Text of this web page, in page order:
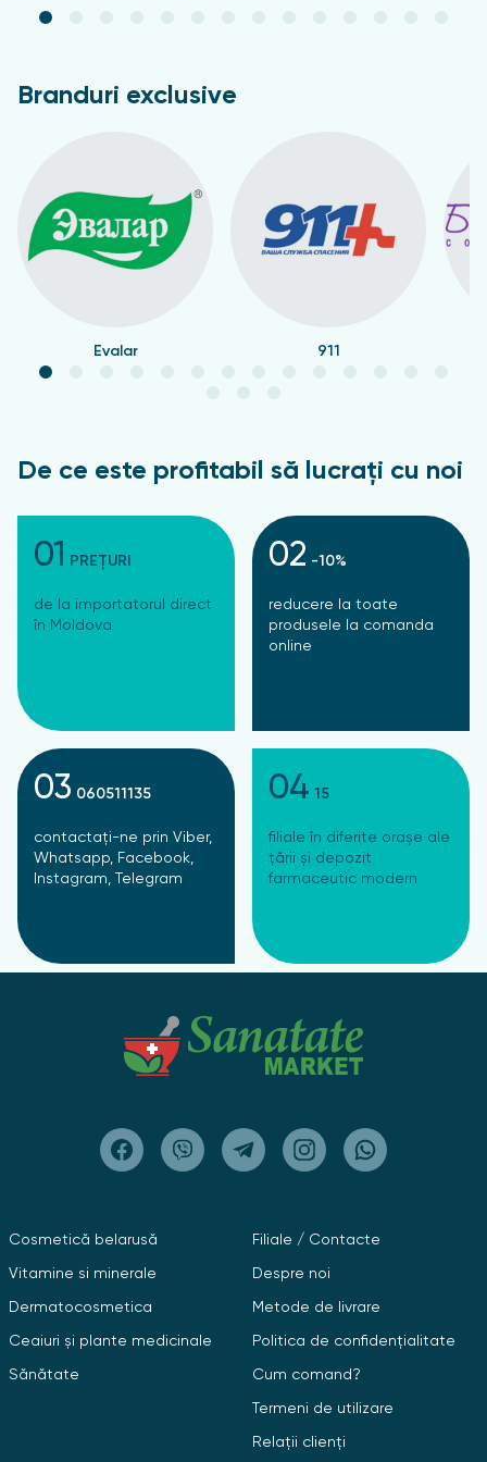
Branduri exclusive
Evalar 911
De ce este profitabil să lucrați cu noi
01 PREȚURI
de la importatorul direct
în Moldova
02 -10%
reducere la toate
produsele la comanda
online
03 060511135
contactați-ne prin Viber,
Whatsapp, Facebook,
Instagram, Telegram
04 15
filiale în diferite orașe ale
țării și depozit
farmaceutic modern
Cosmetică belarusă
Vitamine si minerale
Dermatocosmetica
Ceaiuri și plante medicinale
Sănătate
Filiale / Contacte
Despre noi
Metode de livrare
Politica de confidențialitate
Cum comand?
Termeni de utilizare
Relații clienți